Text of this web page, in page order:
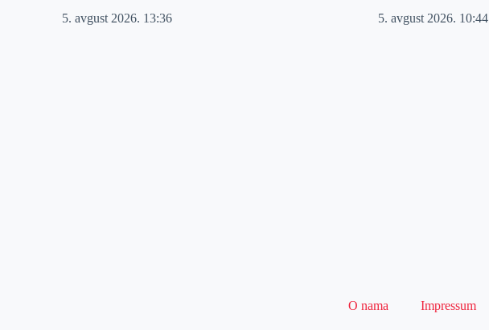
5. avgust 2026. 13:36
5. avgust 2026. 10:44
O nama Impressum